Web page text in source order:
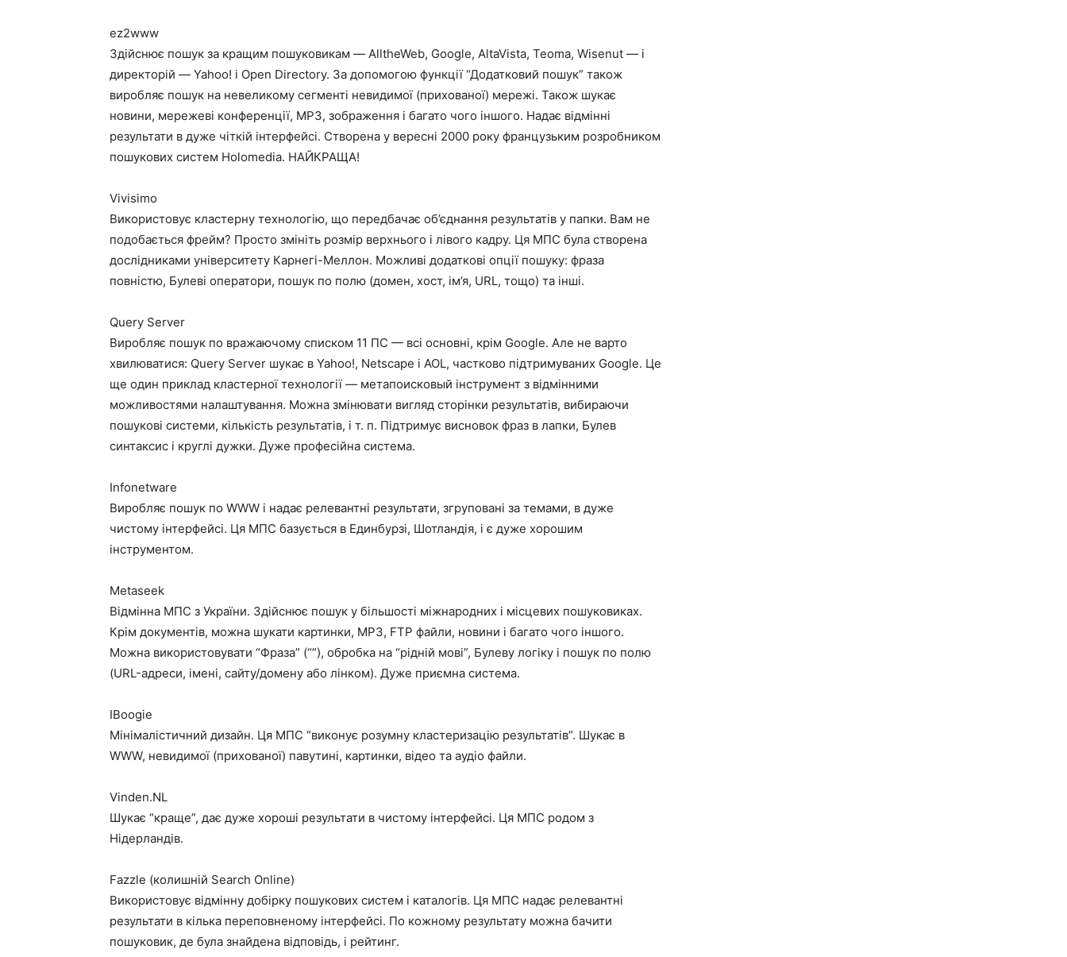
ez2www
Здійснює пошук за кращим пошуковикам — AlltheWeb, Google, AltaVista, Teoma, Wisenut — і
директорій — Yahoo! і Open Directory. За допомогою функції “Додатковий пошук” також
виробляє пошук на невеликому сегменті невидимої (прихованої) мережі. Також шукає
новини, мережеві конференції, МР3, зображення і багато чого іншого. Надає відмінні
результати в дуже чіткій інтерфейсі. Створена у вересні 2000 року французьким розробником
пошукових систем Holomedia. НАЙКРАЩА!
Vivisimo
Використовує кластерну технологію, що передбачає об’єднання результатів у папки. Вам не
подобається фрейм? Просто змініть розмір верхнього і лівого кадру. Ця МПС була створена
дослідниками університету Карнегі-Меллон. Можливі додаткові опції пошуку: фраза
повністю, Булеві оператори, пошук по полю (домен, хост, ім’я, URL, тощо) та інші.
Query Server
Виробляє пошук по вражаючому списком 11 ПС — всі основні, крім Google. Але не варто
хвилюватися: Query Server шукає в Yahoo!, Netscape і AOL, частково підтримуваних Google. Це
ще один приклад кластерної технології — метапоисковый інструмент з відмінними
можливостями налаштування. Можна змінювати вигляд сторінки результатів, вибираючи
пошукові системи, кількість результатів, і т. п. Підтримує висновок фраз в лапки, Булев
синтаксис і круглі дужки. Дуже професійна система.
Infonetware
Виробляє пошук по WWW і надає релевантні результати, згруповані за темами, в дуже
чистому інтерфейсі. Ця МПС базується в Единбурзі, Шотландія, і є дуже хорошим
інструментом.
Metaseek
Відмінна МПС з України. Здійснює пошук у більшості міжнародних і місцевих пошуковиках.
Крім документів, можна шукати картинки, МР3, FTP файли, новини і багато чого іншого.
Можна використовувати “Фраза” (“”), обробка на “рідній мові”, Булеву логіку і пошук по полю
(URL-адреси, імені, сайту/домену або лінком). Дуже приємна система.
IBoogie
Мінімалістичний дизайн. Ця МПС “виконує розумну кластеризацію результатів”. Шукає в
WWW, невидимої (прихованої) павутині, картинки, відео та аудіо файли.
Vinden.NL
Шукає “краще”, дає дуже хороші результати в чистому інтерфейсі. Ця МПС родом з
Нідерландів.
Fazzle (колишній Search Online)
Використовує відмінну добірку пошукових систем і каталогів. Ця МПС надає релевантні
результати в кілька переповненому інтерфейсі. По кожному результату можна бачити
пошуковик, де була знайдена відповідь, і рейтинг.